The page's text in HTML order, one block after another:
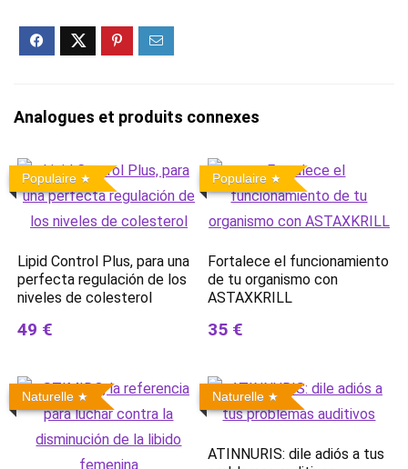
Analogues et produits connexes
Populaire
Lipid Control Plus, para una
perfecta regulación de los
niveles de colesterol
49 €
Populaire
Fortalece el funcionamiento
de tu organismo con
ASTAXKRILL
35 €
Naturelle Naturelle
ATINNURIS: dile adiós a tus